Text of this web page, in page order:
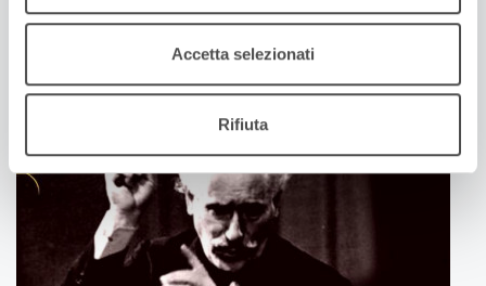
Accetta selezionati
Rifiuta
La partigiana di Castelfranco massacrata dai